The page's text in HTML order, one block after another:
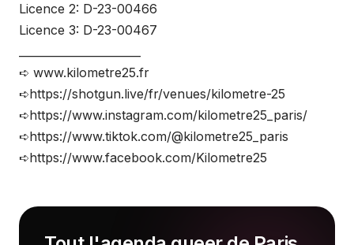
Licence 2: D-23-00466
Licence 3: D-23-00467
➪ www.kilometre25.fr
➪https://shotgun.live/fr/venues/kilometre-25
➪https://www.instagram.com/kilometre25_paris/
➪https://www.tiktok.com/@kilometre25_paris
➪https://www.facebook.com/Kilometre25